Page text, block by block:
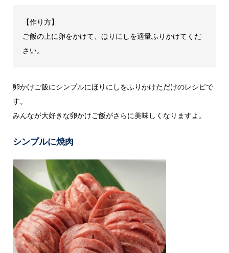
【作り方】
ご飯の上に卵をかけて、ほりにしを適量ふりかけてくだ
さい。
卵かけご飯にシンプルにほりにしをふりかけただけのレシピで
す。
みんなが大好きな卵かけご飯がさらに美味しくなりますよ。
シンプルに焼肉